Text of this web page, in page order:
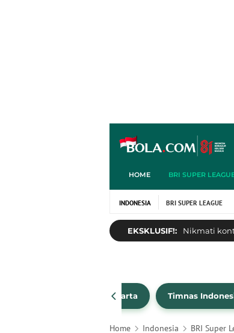
HOME BRI SUPER
INDONESIA BRI SUPER LEAGUE
EKSKLUSIF!: Nikmati
Persija Jakarta Timnas
Home Indonesia BRI Super